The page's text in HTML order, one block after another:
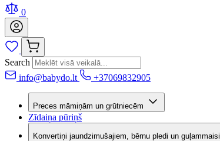
0
Search
info@babydo.lt
+37069832905
Preces māmiņām un grūtniecēm
Zīdaiņa pūriņš
Konvertiņi jaundzimušajiem, bērnu pledi un guļammaisi